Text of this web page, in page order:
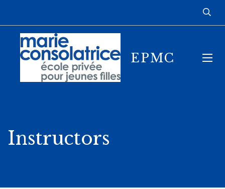
EPMC
Instructors